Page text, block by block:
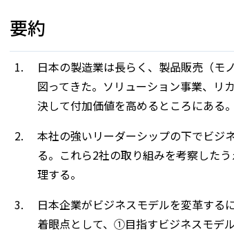
要約
日本の製造業は長らく、製品販売（モ
図ってきた。ソリューション事業、リ
決して付加価値を高めるところにある。
本社の強いリーダーシップの下でビジ
る。これら2社の取り組みを考察した
理する。
日本企業がビジネスモデルを変革する
着眼点として、①目指すビジネスモデ